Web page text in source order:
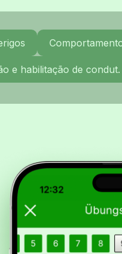
e habilitação de